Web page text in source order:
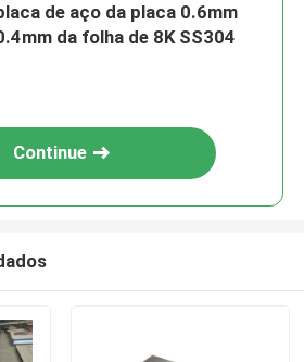
de aço da placa 0.6mm
da folha de 8K SS304
Continue